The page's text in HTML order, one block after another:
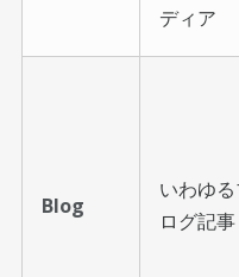
ディア
Blog
いわゆ
ログ記事